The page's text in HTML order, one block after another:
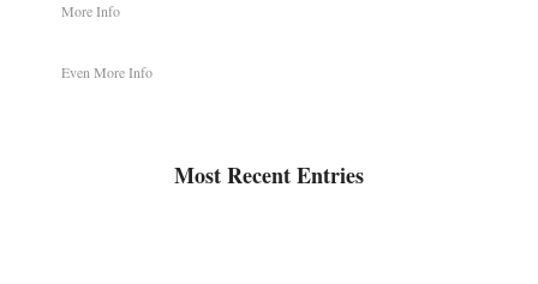
More Info
Even More Info
Most Recent Entries